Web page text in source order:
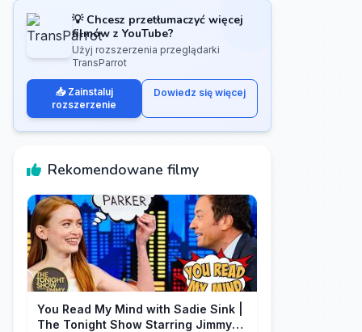
💡 Chcesz przetłumaczyć więcej
filmów z YouTube?
Użyj rozszerzenia przeglądarki
TransParrot
📥 Zainstaluj
rozszerzenie
Dowiedz się więcej
Rekomendowane filmy
You Read My Mind with Sadie Sink |
The Tonight Show Starring Jimmy